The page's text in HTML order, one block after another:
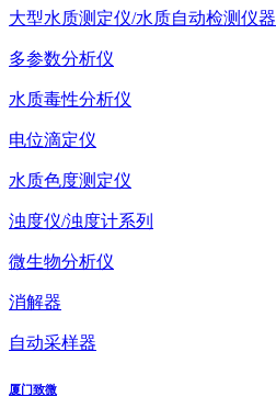
大型水质测定仪/水质自动检测仪器
多参数分析仪
水质毒性分析仪
电位滴定仪
水质色度测定仪
浊度仪/浊度计系列
微生物分析仪
消解器
自动采样器
厦门致微